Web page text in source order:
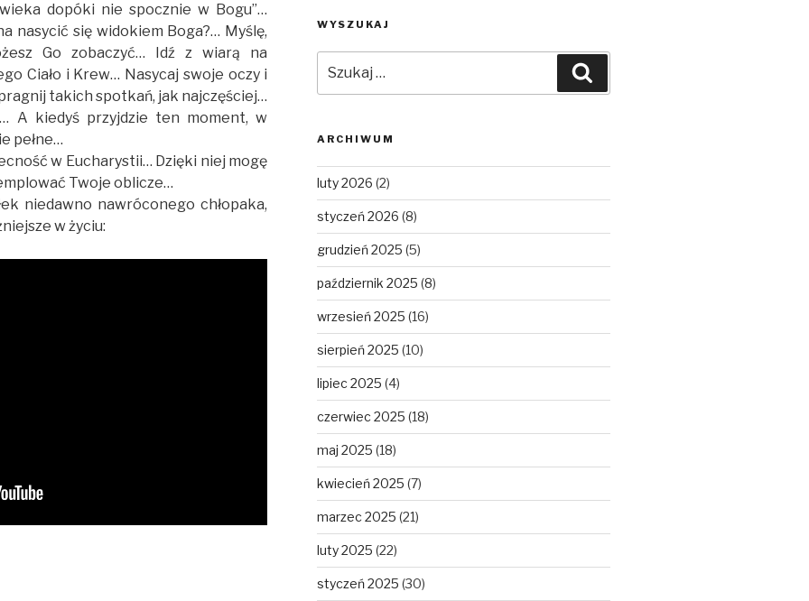
dopóki nie spocznie w Bogu”…
nasycić się widokiem Boga?… Myślę,
Go zobaczyć… Idź z wiarą na
Ciało i Krew… Nasycaj swoje oczy i
takich spotkań, jak najczęściej…
A kiedyś przyjdzie ten moment, w
pełne…
w Eucharystii… Dzięki niej mogę
Twoje oblicze…
niedawno nawróconego chłopaka,
w życiu:
WYSZUKAJ
ARCHIWUM
luty 2026 (2)
styczeń 2026 (8)
grudzień 2025 (5)
październik 2025 (8)
wrzesień 2025 (16)
sierpień 2025 (10)
lipiec 2025 (4)
czerwiec 2025 (18)
maj 2025 (18)
kwiecień 2025 (7)
marzec 2025 (21)
luty 2025 (22)
styczeń 2025 (30)